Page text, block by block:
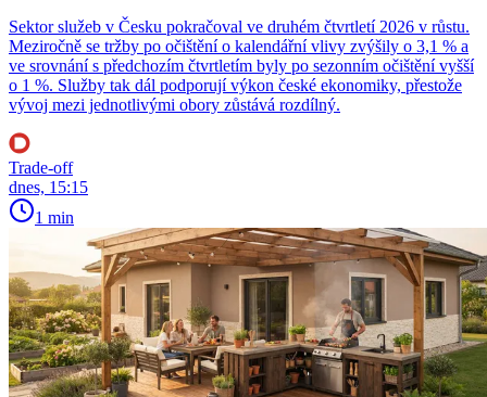
Sektor služeb v Česku pokračoval ve druhém čtvrtletí 2026 v růstu.
Meziročně se tržby po očištění o kalendářní vlivy zvýšily o 3,1 % a
ve srovnání s předchozím čtvrtletím byly po sezonním očištění vyšší
o 1 %. Služby tak dál podporují výkon české ekonomiky, přestože
vývoj mezi jednotlivými obory zůstává rozdílný.
Trade-off
dnes, 15:15
1 min